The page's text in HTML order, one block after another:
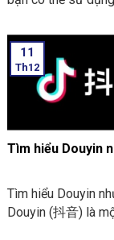
cần phải thực hiện
về máy. Rồi sau đó
một số yêu cầu
Unity có thể hoạt
cài đặt Unity:
11
Th12
Tìm hiểu Douyin
Tìm hiểu Douyin
Douyin (抖音) là